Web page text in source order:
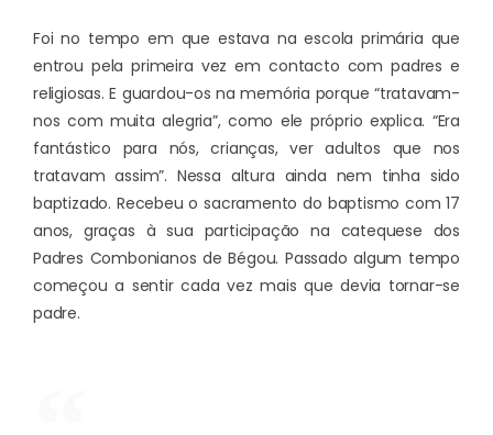
Foi no tempo em que estava na escola primária que
entrou pela primeira vez em contacto com padres e
religiosas. E guardou-os na memória porque “tratavam-
nos com muita alegria”, como ele próprio explica. “Era
fantástico para nós, crianças, ver adultos que nos
tratavam assim”. Nessa altura ainda nem tinha sido
baptizado. Recebeu o sacramento do baptismo com 17
anos, graças à sua participação na catequese dos
Padres Combonianos de Bégou. Passado algum tempo
começou a sentir cada vez mais que devia tornar-se
padre.